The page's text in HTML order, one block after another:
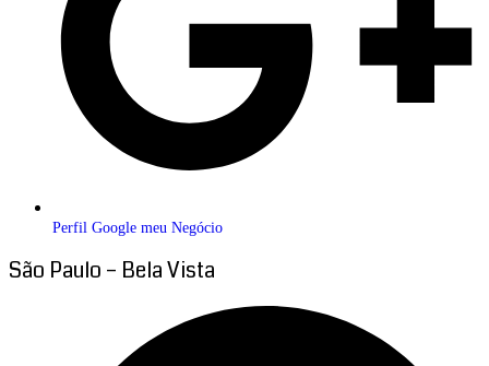
Perfil Google meu Negócio
São Paulo – Bela Vista